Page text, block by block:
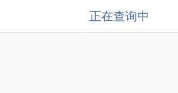
正在查询中